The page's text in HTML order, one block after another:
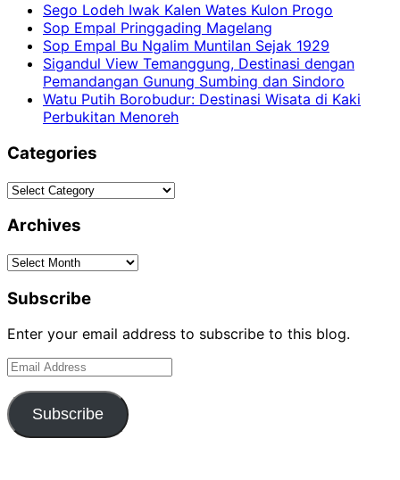
Sego Lodeh Iwak Kalen Wates Kulon Progo
Sop Empal Pringgading Magelang
Sop Empal Bu Ngalim Muntilan Sejak 1929
Sigandul View Temanggung, Destinasi dengan
Pemandangan Gunung Sumbing dan Sindoro
Watu Putih Borobudur: Destinasi Wisata di Kaki
Perbukitan Menoreh
Categories
Categories
Archives
Archives
Subscribe
Enter your email address to subscribe to this blog.
Email
Subscribe